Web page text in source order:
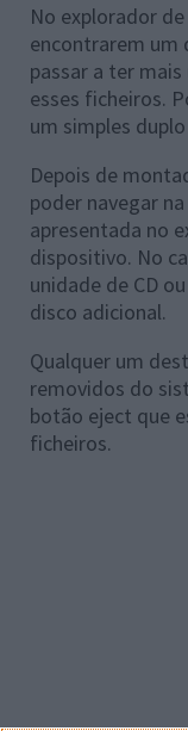
No explorador
encontrarem um
passar a ter
esses ficheiros.
um simples
Depois de
poder navegar
apresentada no
dispositivo. No
unidade de CD
disco adicional.
Qualquer um
removidos do
botão eject que
ficheiros.